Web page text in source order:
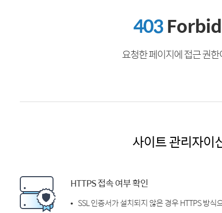
403
요청한 페이지에 접근 권
사이트 관리자이
HTTPS 접속 여부 확인
SSL 인증서가 설치되지 않은 경우 HTTPS 방식